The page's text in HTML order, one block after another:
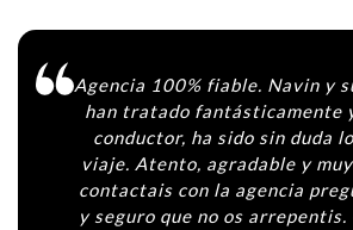
Agencia 100% fiable. Navin y
han tratado fantásticamente
conductor, ha sido sin duda
viaje. Atento, agradable y
contactais con la agencia
y seguro que no os